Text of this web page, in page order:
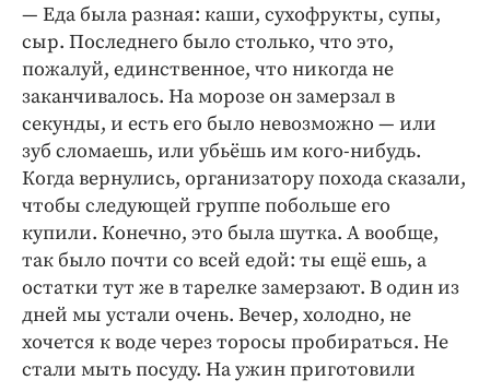
— Еда была разная: каши, сухофрукты, супы,
сыр. Последнего было столько, что это,
пожалуй, единственное, что никогда не
заканчивалось. На морозе он замерзал в
секунды, и есть его было невозможно — или
зуб сломаешь, или убьёшь им кого-нибудь.
Когда вернулись, организатору похода сказали,
чтобы следующей группе побольше его
купили. Конечно, это была шутка. А вообще,
так было почти со всей едой: ты ещё ешь, а
остатки тут же в тарелке замерзают. В один из
дней мы устали очень. Вечер, холодно, не
хочется к воде через торосы пробираться. Не
стали мыть посуду. На ужин приготовили